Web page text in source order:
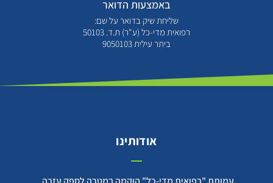
באמצעות הדואר
שליחת שיק בדואר על שם:
רפואית מדי-כל (ע"ר) ת.ד. 50103
ביתר עילית 9050103
אודותינו